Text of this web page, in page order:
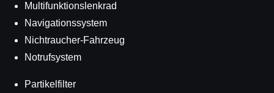
Multifunktionslenkrad
Navigationssystem
Nichtraucher-Fahrzeug
Notrufsystem
Partikelfilter